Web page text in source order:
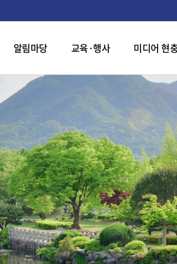
알림마당 교육·행사 미디어 현